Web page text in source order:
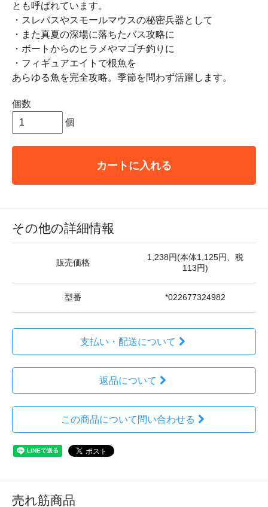
とも呼ばれています。
・スレバスやスモールマウスの秘密兵器として
・また真夏の深場に落ちたバス攻略に
・ボートからのヒラメやマゴチ釣りに
・フィギュアエイトで根魚を
あらゆる魚を完全攻略。季節を問わず活躍します。
個数
個
カートに入れる
その他の詳細情報
販売価格
1,238円(本体1,125円、税
113円)
型番 *022677324982
支払い・配送について
返品について
この商品について問い合わせる
売れ筋商品